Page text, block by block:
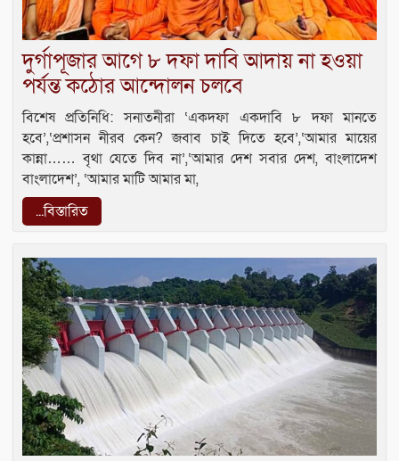
দুর্গাপূজার আগে ৮ দফা দাবি আদায় না হওয়া
পর্যন্ত কঠোর আন্দোলন চলবে
বিশেষ প্রতিনিধি: সনাতনীরা ‘একদফা একদাবি ৮ দফা মানতে
হবে’,‘প্রশাসন নীরব কেন? জবাব চাই দিতে হবে’,‘আমার মায়ের
কান্না…… বৃথা যেতে দিব না’,‘আমার দেশ সবার দেশ, বাংলাদেশ
বাংলাদেশ’, ‘আমার মাটি আমার মা,
...বিস্তারিত